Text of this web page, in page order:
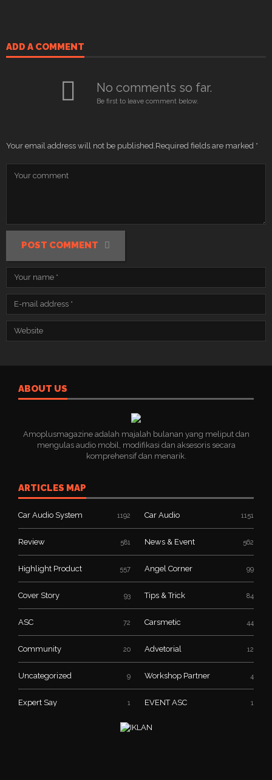
ADD A COMMENT
No comments so far.
Be first to leave comment below.
Your email address will not be published. Required fields are marked *
POST COMMENT
ABOUT US
Amoplusmagazine adalah majalah bulanan yang meliput dan
mengulas audio mobil, modifikasi dan aksesoris secara
komprehensif dan menarik.
ARTICLES MAP
Car Audio System 1192 Car Audio 1151
Review 581 News & Event 562
Highlight Product 557 Angel Corner 99
Cover Story 93 Tips & Trick 84
ASC 72 Carsmetic 44
Community 20 Advetorial 12
Uncategorized 9 Workshop Partner 4
Expert Say 1 EVENT ASC 1